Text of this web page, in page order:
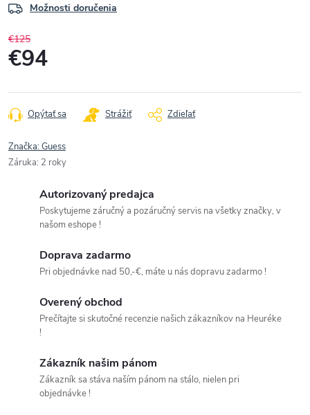
Možnosti doručenia
€125
€94
cena:
Opýtať sa Strážiť Zdieľať
Značka:Guess
Záruka: 2 roky
Autorizovaný predajca
Poskytujeme záručný a pozáručný servis na všetky značky, v
našom eshope !
Doprava zadarmo
Pri objednávke nad 50,-€, máte u nás dopravu zadarmo !
Overený obchod
Prečítajte si skutočné recenzie našich zákazníkov na Heuréke
!
Zákazník našim pánom
Zákazník sa stáva naším pánom na stálo, nielen pri
objednávke !